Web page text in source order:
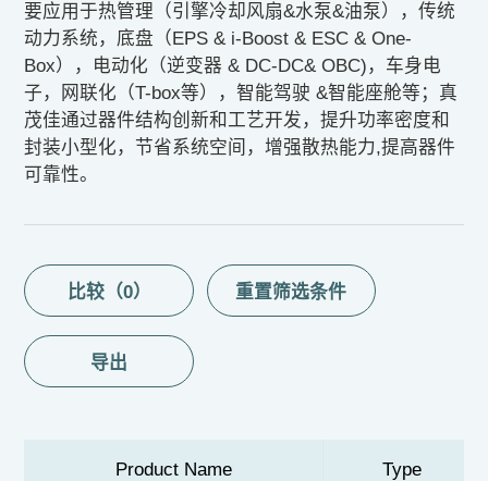
要应用于热管理（引擎冷却风扇&水泵&油泵），传统
动力系统，底盘（EPS & i-Boost & ESC & One-
Box），电动化（逆变器 & DC-DC& OBC)，车身电
子，网联化（T-box等），智能驾驶 &智能座舱等；真
茂佳通过器件结构创新和工艺开发，提升功率密度和
封装小型化，节省系统空间，增强散热能力,提高器件
可靠性。
比较（0）
导出
Product Name Type